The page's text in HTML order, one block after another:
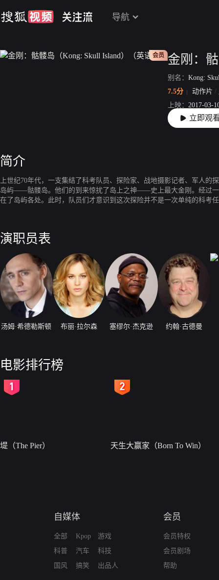
导航
会员
别名： Kong:
7.5分
动作片 /
上映： 2017-03-
片长： 113分36秒
立即观
简介
上世纪70年代，一支集结了科考队员、探险家、战地摄影记者、军人的
岛屿——骷髅岛。他们的到来惊扰了岛上之神——史上最大金刚。经过一
在了岛屿各处。此时，队员们才意识到这次探险并不是一次单纯的科考
演职员表
汤姆·希德勒斯顿 布丽·拉尔森 塞缪尔·杰克逊 约翰·古德曼
电影排行榜
堤（The Pier） 天生大赢家（Born To Win）
自媒体
全部
科普
国风
Kpop
汽车
搞笑
游戏
科技
出品人
会员
会员特权
会员剧场
帮助